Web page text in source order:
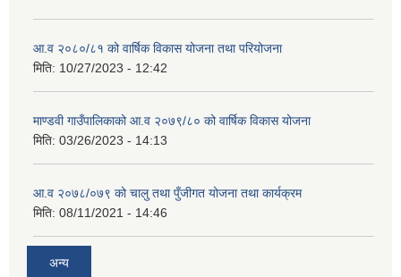
आ.व २०८०/८१ को वार्षिक विकास योजना तथा परियोजना
मिति: 10/27/2023 - 12:42
माण्डवी गाउँपालिकाको आ.व २०७९/८० को वार्षिक विकास योजना
मिति: 03/26/2023 - 14:13
आ.व २०७८/०७९ को चालु तथा पुँजीगत योजना तथा कार्यक्रम
मिति: 08/11/2021 - 14:46
अन्य